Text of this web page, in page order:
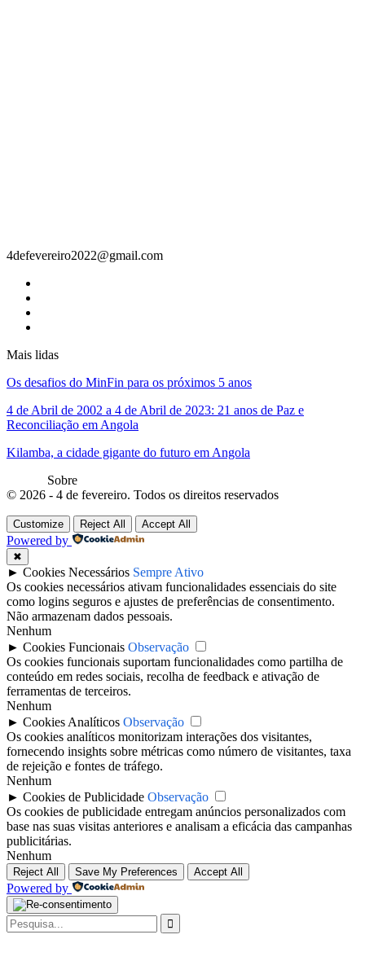
4defevereiro2022@gmail.com
Mais lidas
Os desafios do MinFin para os próximos 5 anos
4 de Abril de 2002 a 4 de Abril de 2023: 21 anos de Paz e
Reconciliação em Angola
Kilamba, a cidade gigante do futuro em Angola
Sobre
© 2026 - 4 de fevereiro. Todos os direitos reservados
Customize Reject All Accept All
Powered by
✖
► Cookies Necessários Sempre Ativo
Os cookies necessários ativam funcionalidades essenciais do site
como logins seguros e ajustes de preferências de consentimento.
Não armazenam dados pessoais.
Nenhum
► Cookies Funcionais Observação
Os cookies funcionais suportam funcionalidades como partilha de
conteúdo em redes sociais, recolha de feedback e ativação de
ferramentas de terceiros.
Nenhum
► Cookies Analíticos Observação
Os cookies analíticos monitorizam interações dos visitantes,
fornecendo insights sobre métricas como número de visitantes, taxa
de rejeição e fontes de tráfego.
Nenhum
► Cookies de Publicidade Observação
Os cookies de publicidade entregam anúncios personalizados com
base nas suas visitas anteriores e analisam a eficácia das campanhas
publicitárias.
Nenhum
Reject All Save My Preferences Accept All
Powered by